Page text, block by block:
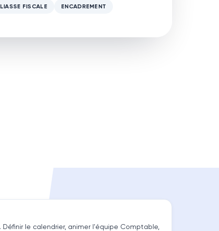
LIASSE FISCALE ENCADREMENT
le calendrier, animer l'équipe Comptable,